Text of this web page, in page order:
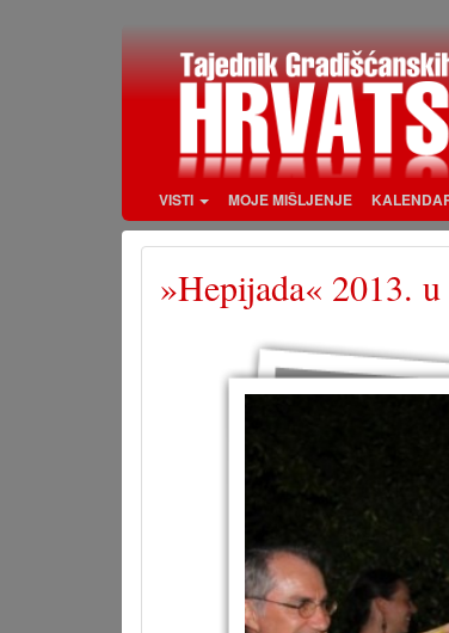
VISTI MOJE MIŠLJENJE
»Hepijada« 2013.